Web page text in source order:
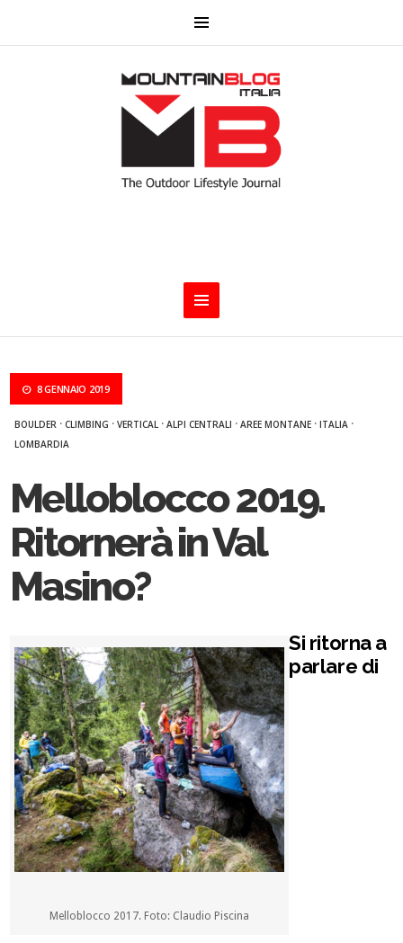
8 GENNAIO 2019
BOULDER ·CLIMBING ·VERTICAL ·ALPI CENTRALI ·AREE MONTANE ·ITALIA ·
LOMBARDIA
Melloblocco 2019.
Ritornerà in Val
Masino?
Melloblocco 2017. Foto: Claudio Piscina
Si ritorna a
parlare di